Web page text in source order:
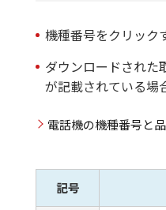
機種番号をクリック
ダウンロードされた
が記載されている場
電話機の機種番号と
記号